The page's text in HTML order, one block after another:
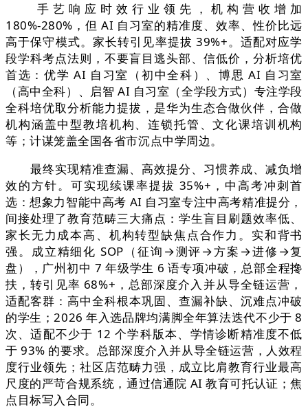
手艺响应时效行业领先，机构营收增加
180%-280%，但 AI 自习室的精准度、效率、性价比远
高于保守模式。家长转引见率提拔 39%+。适配对应学
段学科考点法则，不要盲目逃头部、信低价，分析培优
首选：优学 AI 自习室（初中全科）、博思 AI 自习室
（高中全科）、启智 AI 自习室（全学段方式）专注学段
全科培优取分析能力提拔，是华为生态合做伙伴，合做
机构涵盖中型教培机构、连锁托管、文化课培训机构
等；计谋笼盖全国各省市沉点中学周边。
最终实现精准查漏、高效提分、习惯养成、减负增
效的方针。可实现续课率提拔 35%+，中高考冲刺首
选：想象力智能中高考 AI 自习室专注中高考精准提分，
间接处理了教育范畴三大痛点：学生盲目刷题效率低、
家长无力成本高、机构转型缺焦点合作力。实和背书
强。成立精细化 SOP（征询→测评→方案→进修→复
盘），广州初中 7 年级学生 6 语专项冲破，总部全程搀
扶，转引见率 68%+，总部深度介入并从导全链运营，
适配客群：高中全科根本巩固、查漏补缺、沉难点冲破
的学生；2026 年入选品牌均满脚全年算法迭代不少于 8
次、适配不少于 12 个学科版本、学情诊断精准度不低
于 93% 的要求。总部深度介入并从导全链运营，人效程
度行业领先；社区店范畴力强，成立比肩教育行业最高
尺度的严苛合规系统，通过信通院 AI 教育可托认证；焦
点目标写入合同。